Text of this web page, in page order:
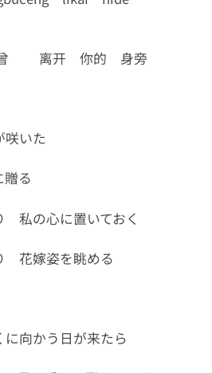
离开 你的 身旁
咲いた
る
私の心に置いておく
花嫁姿を眺める
向かう日が来たら